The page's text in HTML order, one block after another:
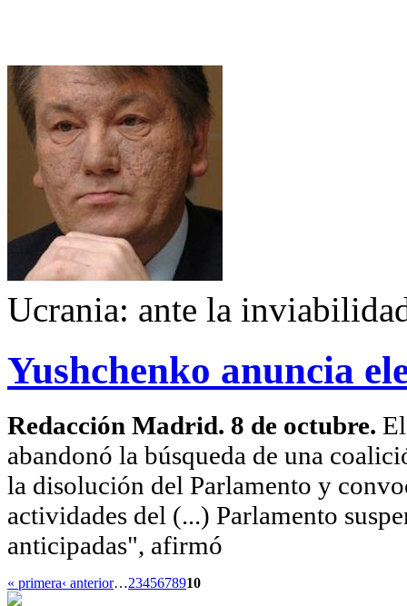
Ucrania: ante la
Yushchenko anuncia
Redacción Madrid. 8 de octubre.
abandonó la búsqueda de una
la disolución del Parlamento y
actividades del (...) Parlamento
anticipadas", afirmó
« primera‹ anterior…2345678910